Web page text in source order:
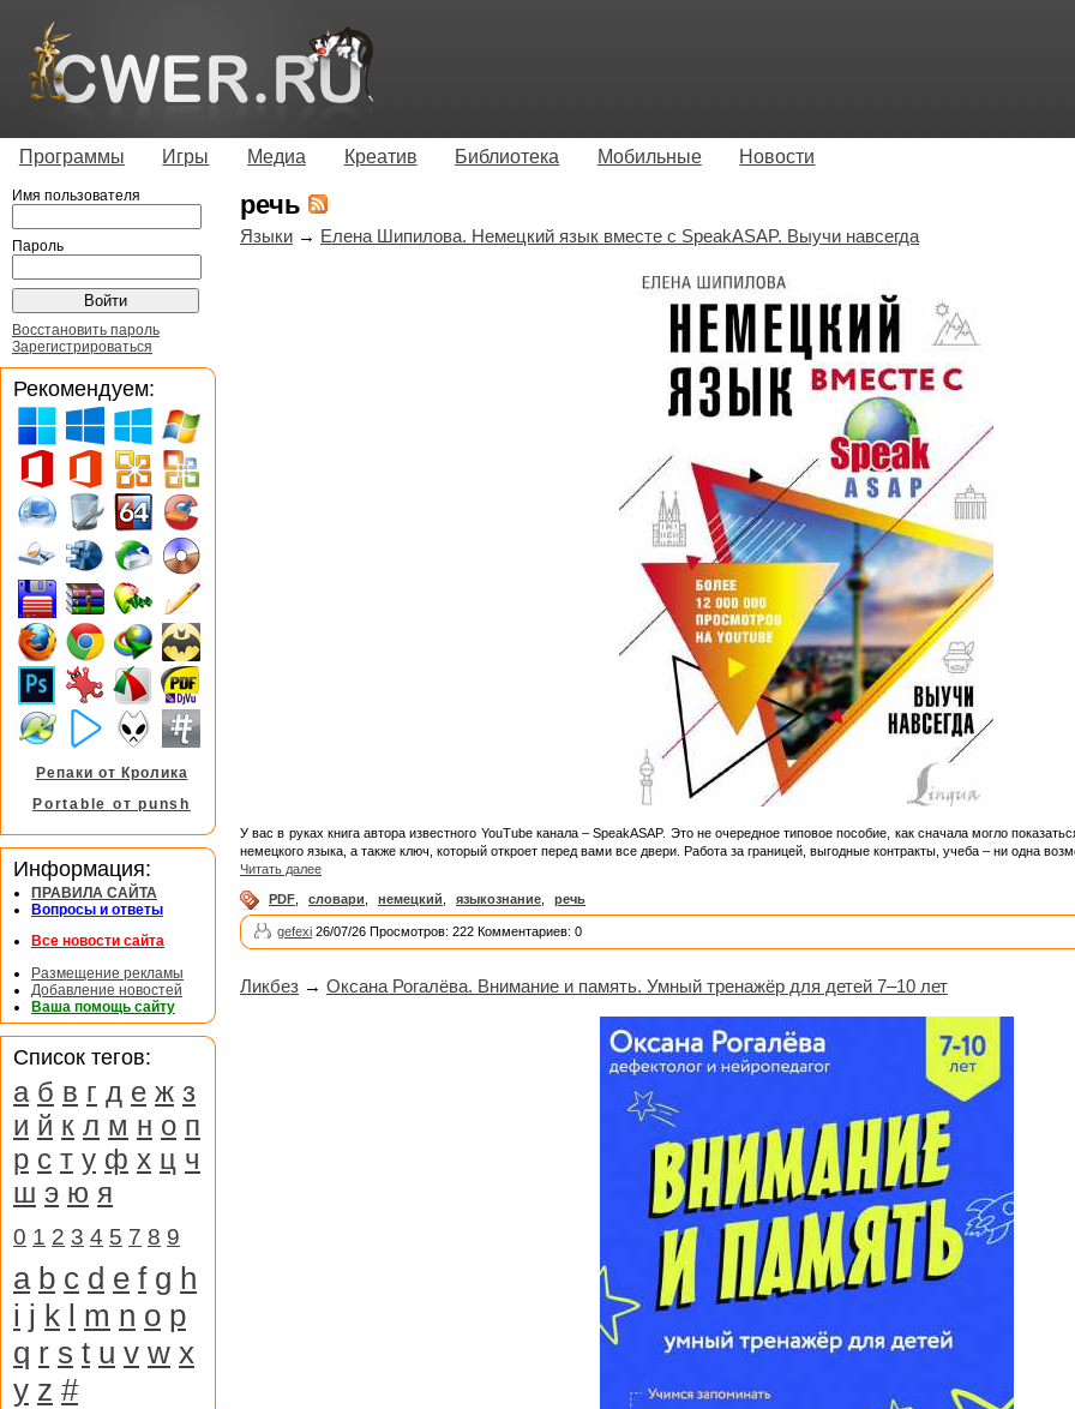
Программы Игры Медиа Креатив Библиотека Мобильные Новости
речь
Языки → Елена Шипилова. Немецкий язык вместе с SpeakASAP. Выучи навсегда
У вас в руках книга автора известного YouTube канала – SpeakASAP. Это не очередное типовое пособие, как сначала могло
немецкого языка, а также ключ, который откроет перед вами все двери. Работа за границей, выгодные контракты, учеба – ни одна
Читать далее
PDF словари немецкий языкознание речь
gefexi 26/07/26 Просмотров: 222 Комментариев: 0
Ликбез → Оксана Рогалёва. Внимание и память. Умный тренажёр для детей 7–10 лет
Имя пользователя
Пароль
Восстановить пароль
Зарегистрироваться
Рекомендуем:
Репаки от Кролика
Portable от punsh
Информация:
ПРАВИЛА САЙТА
Вопросы и ответы
Все новости сайта
Размещение рекламы
Добавление новостей
Ваша помощь сайту
Список тегов:
а б в г д е ж з
и й к л м н о п
р с т у ф х ц ч
ш э ю я
0 1 2 3 4 5 7 8 9
a b c d e f g h
i j k l m n o p
q r s t u v w x
y z #